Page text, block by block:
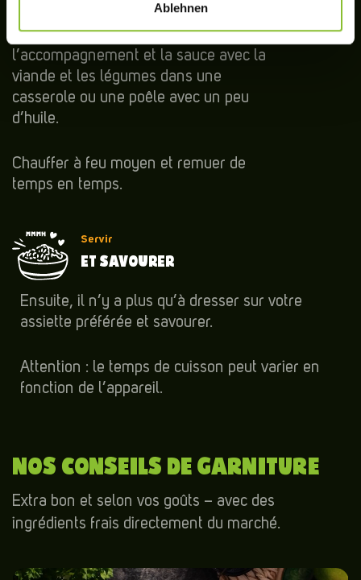
Ablehnen
Ouvrir les deux bols et ajouter
l’accompagnement et la sauce avec la
viande et les légumes dans une
casserole ou une poêle avec un peu
d’huile.
Chauffer à feu moyen et remuer de
temps en temps.
Servir
ET SAVOURER
Ensuite, il n’y a plus qu’à dresser sur votre
assiette préférée et savourer.
Attention : le temps de cuisson peut varier en
fonction de l’appareil.
NOS CONSEILS DE GARNITURE
Extra bon et selon vos goûts – avec des
ingrédients frais directement du marché.